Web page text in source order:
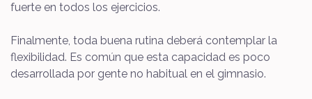
fuerte en todos los ejercicios.
Finalmente, toda buena rutina deberá contemplar la
flexibilidad. Es común que esta capacidad es poco
desarrollada por gente no habitual en el gimnasio.